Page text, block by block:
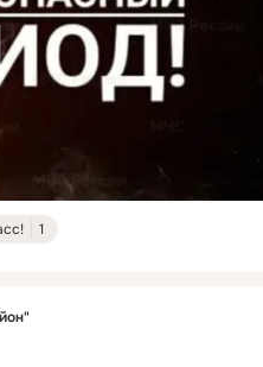
1